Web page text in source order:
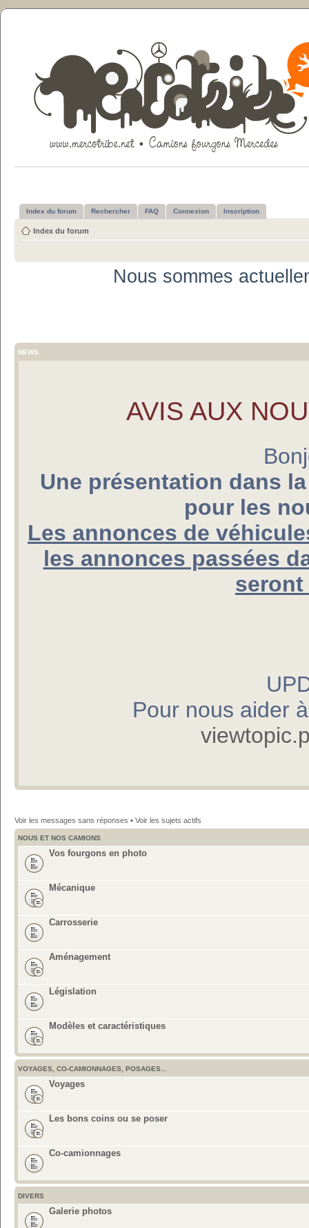
Index du forum Rechercher FAQ Connexion Inscription
Index du forum
Nous sommes
NEWS
AVIS AUX
Une présentation dans
pour les
Les annonces de
les annonces passées
seront
Pour nous aider
Voir les messages sans réponses • Voir les sujets actifs
NOUS ET NOS CAMIONS
Vos fourgons en photo
Mécanique
Carrosserie
Aménagement
Législation
Modèles et caractéristiques
VOYAGES, CO-CAMIONNAGES, POSAGES...
Voyages
Les bons coins ou se poser
Co-camionnages
DIVERS
Galerie photos